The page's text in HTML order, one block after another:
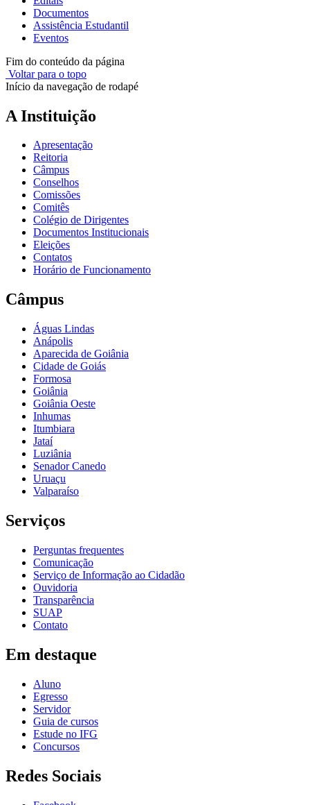
Documentos
Assistência Estudantil
Eventos
Fim do conteúdo da página
Voltar para o topo
Início da navegação de rodapé
A Instituição
Apresentação
Reitoria
Câmpus
Conselhos
Comissões
Comitês
Colégio de Dirigentes
Documentos Institucionais
Eleições
Contatos
Horário de Funcionamento
Câmpus
Águas Lindas
Anápolis
Aparecida de Goiânia
Cidade de Goiás
Formosa
Goiânia
Goiânia Oeste
Inhumas
Itumbiara
Jataí
Luziânia
Senador Canedo
Uruaçu
Valparaíso
Serviços
Perguntas frequentes
Comunicação
Serviço de Informação ao Cidadão
Ouvidoria
Transparência
SUAP
Contato
Em destaque
Aluno
Egresso
Servidor
Guia de cursos
Estude no IFG
Concursos
Redes Sociais